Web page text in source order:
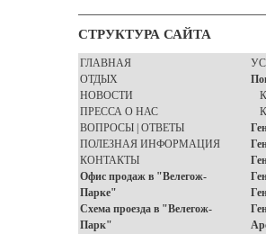
СТРУКТУРА САЙТА
ГЛАВНАЯ
ОТДЫХ
НОВОСТИ
ПРЕССА О НАС
ВОПРОСЫ | ОТВЕТЫ
ПОЛЕЗНАЯ ИНФОРМАЦИЯ
КОНТАКТЫ
Офис продаж в "Велегож-
Парке"
Схема проезда в "Велегож-
Парк"